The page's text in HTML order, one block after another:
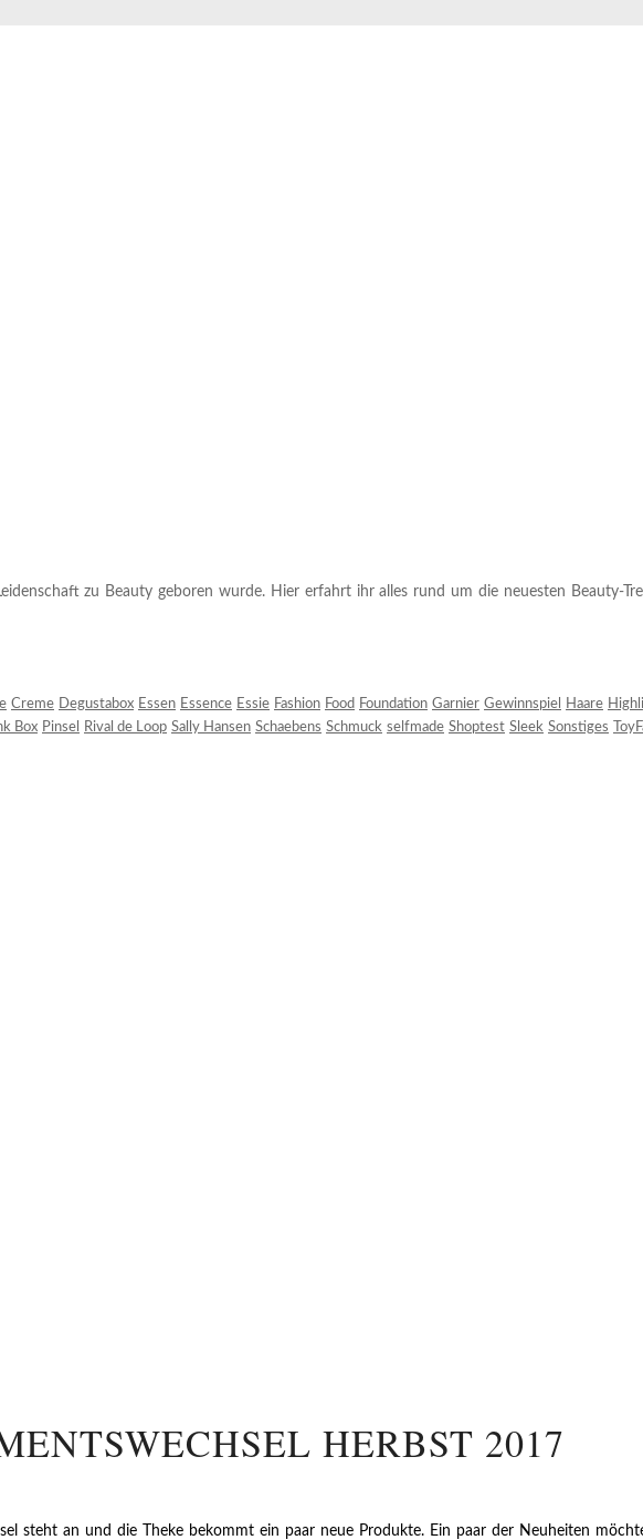
zu Beauty geboren wurde. Hier erfahrt ihr alles rund um die neuesten Beauty-
Creme Degustabox Essen Essence Essie Fashion Food Foundation Garnier Gewinnspiel Haare
Box Pinsel Rival de Loop Sally Hansen Schaebens Schmuck selfmade Shoptest Sleek Sonstiges
HERBST 2017
steht an und die Theke bekommt ein paar neue Produkte. Ein paar der Neuheiten